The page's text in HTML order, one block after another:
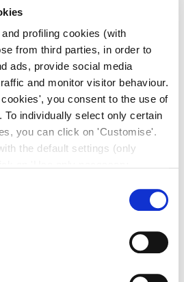
profiling cookies (with
from third parties, in order to
ads, provide social media
and monitor visitor behaviour.
you consent to the use of
To individually select only certain
you can click on 'Customise'.
the default settings (only
can be updated at any time
18-20 (alla caviglia)
alla profilassi della trombo
e dopo gli interventi chirurgici.
graduata decrescente,
aiuto nella prevenzione
del sangue con
consente una buona
legate ad interventi